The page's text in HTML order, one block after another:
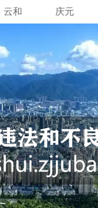
云和 庆元